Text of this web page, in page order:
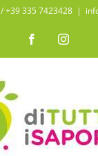
‭+39 335 7423428‬ |
Facebook